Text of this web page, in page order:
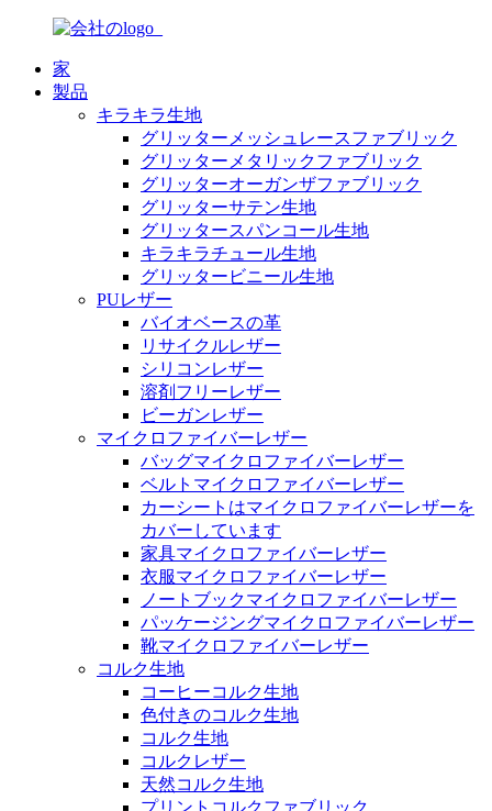
家
製品
キラキラ生地
グリッターメッシュレースファブリック
グリッターメタリックファブリック
グリッターオーガンザファブリック
グリッターサテン生地
グリッタースパンコール生地
キラキラチュール生地
グリッタービニール生地
PUレザー
バイオベースの革
リサイクルレザー
シリコンレザー
溶剤フリーレザー
ビーガンレザー
マイクロファイバーレザー
バッグマイクロファイバーレザー
ベルトマイクロファイバーレザー
カーシートはマイクロファイバーレザーを
カバーしています
家具マイクロファイバーレザー
衣服マイクロファイバーレザー
ノートブックマイクロファイバーレザー
パッケージングマイクロファイバーレザー
靴マイクロファイバーレザー
コルク生地
コーヒーコルク生地
色付きのコルク生地
コルク生地
コルクレザー
天然コルク生地
プリントコルクファブリック